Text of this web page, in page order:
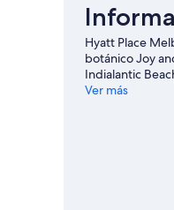
Hyatt Place
botánico Joy
Indialantic
Melbourne
Ver más